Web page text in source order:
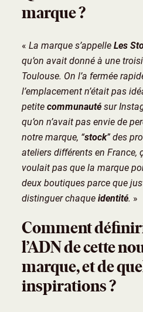
marque ?
« La marque s’appelle Les
qu’on avait donné à une
Toulouse. On l’a fermée
l’emplacement n’était pas
petite communauté sur
qu’on n’avait pas envie de
notre marque, “stock” des
ateliers différents en France,
voulait pas que la marque
deux boutiques parce que
distinguer chaque identité. »
Comment
l’ADN de cette
marque, et de
inspirations ?